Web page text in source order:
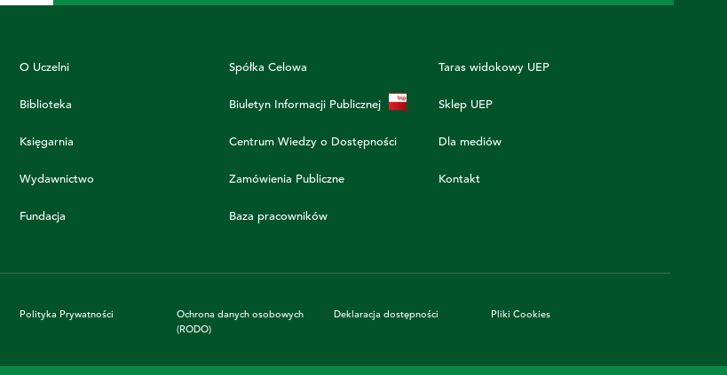
O Uczelni
Biblioteka
Księgarnia
Wydawnictwo
Fundacja
Spółka Celowa
Biuletyn Informacji Publicznej
Centrum Wiedzy o Dostępności
Zamówienia Publiczne
Baza pracowników
Taras widokowy UEP
Sklep UEP
Dla mediów
Kontakt
Polityka Prywatności
Ochrona danych osobowych
(RODO)
Deklaracja dostępności Pliki Cookies